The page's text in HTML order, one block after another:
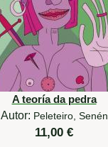
A teoría da pedra
Autor: Peleteiro, Senén
11,00 €